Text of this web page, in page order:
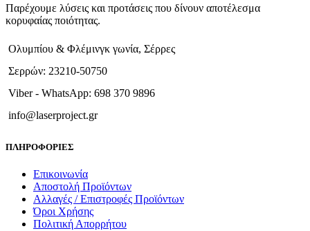
Παρέχουμε λύσεις και προτάσεις που δίνουν αποτέλεσμα
κορυφαίας ποιότητας.
Ολυμπίου & Φλέμινγκ γωνία, Σέρρες
Σερρών: 23210-50750
Viber - WhatsApp: 698 370 9896
info@laserproject.gr
ΠΛΗΡΟΦΟΡΙΕΣ
Επικοινωνία
Αποστολή Προϊόντων
Αλλαγές / Επιστροφές Προϊόντων
Όροι Χρήσης
Πολιτική Απορρήτου